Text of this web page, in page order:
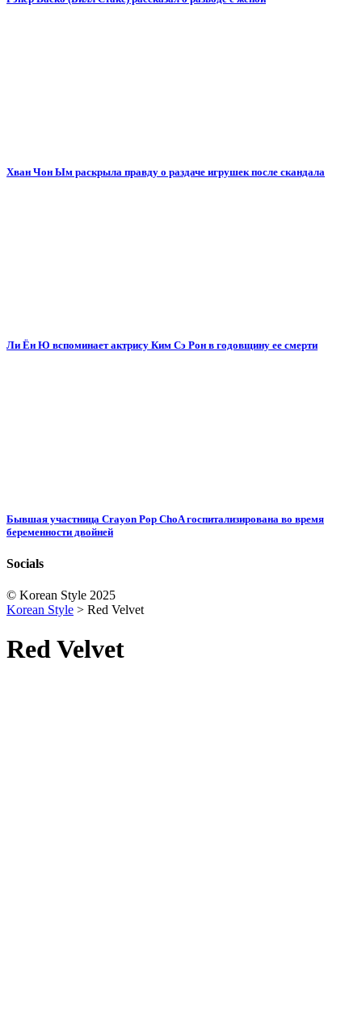
Хван Чон Ым раскрыла правду о раздаче игрушек после скандала
Ли Ён Ю вспоминает актрису Ким Сэ Рон в годовщину ее смерти
Бывшая участница Crayon Pop ChoA госпитализирована во время
беременности двойней
Socials
© Korean Style 2025
Korean Style > Red Velvet
Red Velvet